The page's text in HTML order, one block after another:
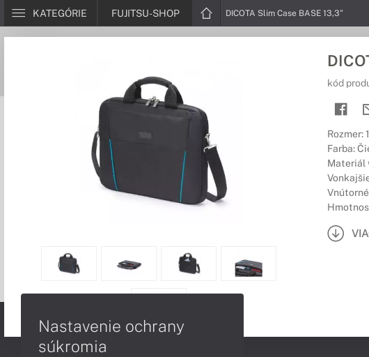
KATEGÓRIE FUJITSU-SHOP DICOTA Slim Case BASE 13,3"
kód
Rozmer:
Farba:
Materiál
Nastavenie ochrany
súkromia